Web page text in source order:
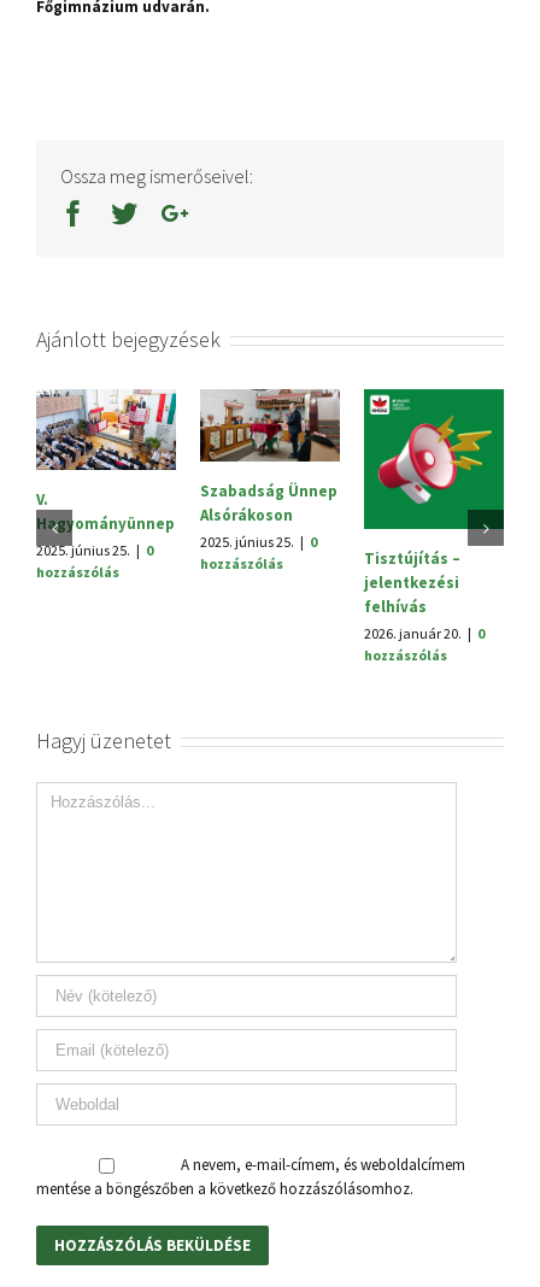
Főgimnázium udvarán.
Ossza meg ismerőseivel:
Ajánlott bejegyzések
V.
Hagyományünnep
2025. június 25. | 0
hozzászólás
Szabadság Ünnep
Alsórákoson
2025. június 25. | 0
hozzászólás
Tisztújítás –
jelentkezési
felhívás
2026. január 20. | 0
hozzászólás
Hagyj üzenetet
A nevem, e-mail-címem, és weboldalcímem
mentése a böngészőben a következő hozzászólásomhoz.